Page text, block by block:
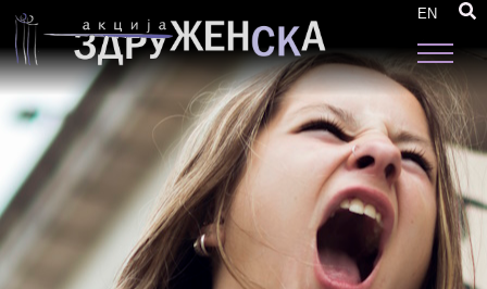
EN
креативноста и силата на руралните жени